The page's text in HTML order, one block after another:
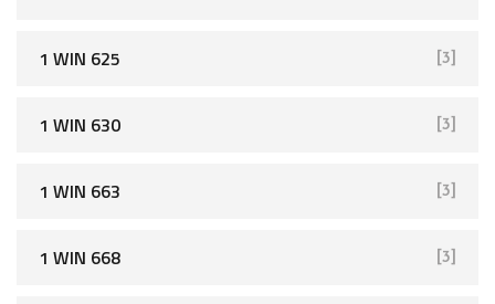
1 WIN 625 [3]
1 WIN 630 [3]
1 WIN 663 [3]
1 WIN 668 [3]